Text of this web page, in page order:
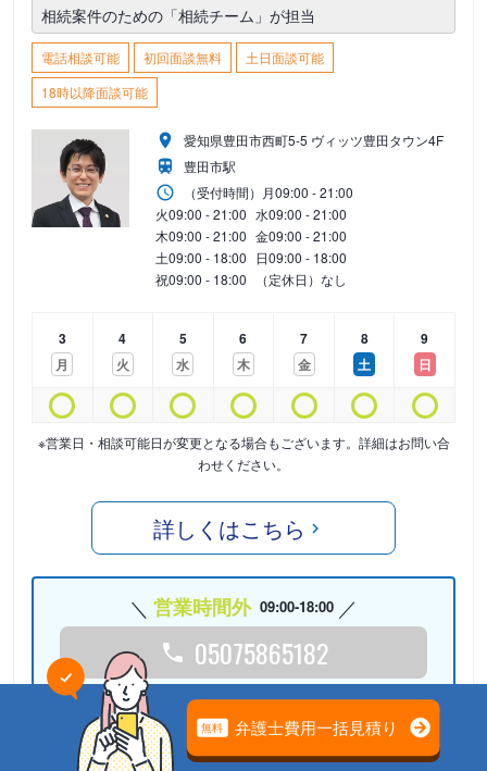
相続案件のための「相続チーム」が担当
電話相談可能 初回面談無料
土日面談可能
18時以降面談可能
愛知県豊田市西町5-5 ヴィッツ豊田タウン4F
豊田市駅
（受付時間） 月09:00 - 21:00
火09:00 - 21:00 水09:00 - 21:00
木09:00 - 21:00 金09:00 - 21:00
土09:00 - 18:00 日09:00 - 18:00
祝09:00 - 18:00 （定休日）なし
3
月
4
火
5
水
6
木
7
金
8
土
9
日
※営業日・相談可能日が変更となる場合もございます。詳細はお問い合
わせください。
詳しくはこちら
営業時間外 09:00-18:00
05075865182
24時間受付中
Webで相談